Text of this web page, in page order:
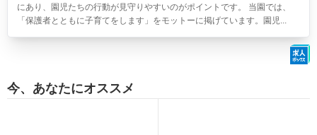
にあり、園児たちの行動が見守りやすいのがポイントです。 当園では、
「保護者とともに子育てをします」をモットーに掲げています。園児...
今、あなたにオススメ